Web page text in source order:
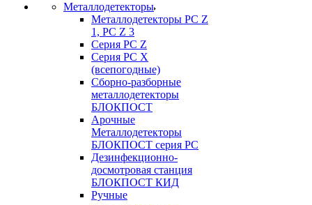
Металлодетекторы
Металлодетекторы РС Z
1, PC Z 3
Серия РС Z
Серия РС X
(всепогодные)
Сборно-разборные
металлодетекторы
БЛОКПОСТ
Арочные
Металлодетекторы
БЛОКПОСТ серия РС
Дезинфекционно-
досмотровая станция
БЛОКПОСТ КИД
Ручные